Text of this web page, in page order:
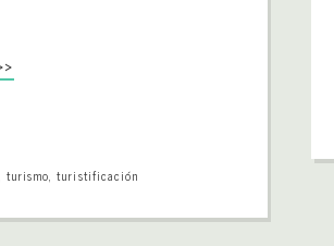
turismo,turistificación